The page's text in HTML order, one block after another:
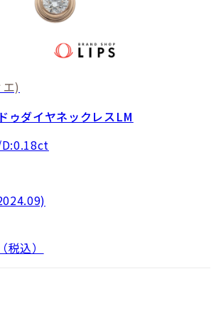
)
ゥダイヤネックレスLM
税込）